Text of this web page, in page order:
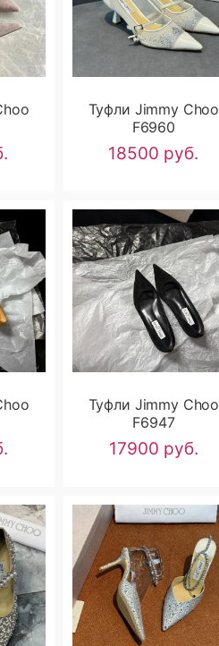
Туфли Jimmy Choo
F6960
18500 руб.
Туфли Jimmy Choo
F6947
17900 руб.